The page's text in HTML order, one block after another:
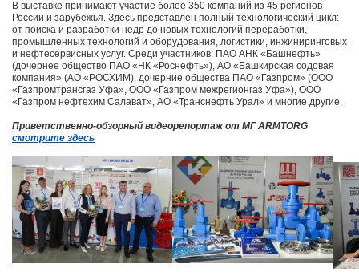
В выставке принимают участие более 350 компаний из 45 регионов
России и зарубежья. Здесь представлен полный технологический цикл:
от поиска и разработки недр до новых технологий переработки,
промышленных технологий и оборудования, логистики, инжиниринговых
и нефтесервисных услуг. Среди участников: ПАО АНК «Башнефть»
(дочернее общество ПАО «НК «Роснефть»), АО «Башкирская содовая
компания» (АО «РОСХИМ), дочерние общества ПАО «Газпром» (ООО
«Газпромтрансгаз Уфа», ООО «Газпром межрегионгаз Уфа»), ООО
«Газпром нефтехим Салават», АО «Транснефть Урал» и многие другие.
Приветственно-обзорный видеорепортаж от МГ ARMTORG
смотрите здесь